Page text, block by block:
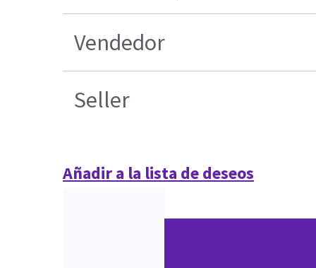
Vendedor
Seller
Añadir a la lista de deseos